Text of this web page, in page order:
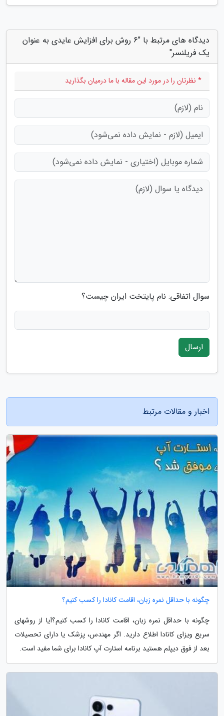
دیدگاه های مرتبط با "6 روش برای افزایش عایدی به عنوان
یک فریلنسر"
* نظرتان را در مورد این مقاله با ما درمیان بگذارید
سوال اتفاقی: نام پایتخت ایران چیست؟
ارسال
اخبار و مقالات مرتبط
چگونه با حداقل نمره زبان، اقامت کانادا را کسب کنیم؟
چگونه با حداقل نمره زبان، اقامت کانادا را کسب کنیم؟آیا از روشهای
سریع ویزای کانادا اطلاع دارید. اگر مهندس، پزشک یا دارای تحصیلات
بعد از فوق دیپلم هستید برنامه استارت آپ کانادا برای شما مفید است.